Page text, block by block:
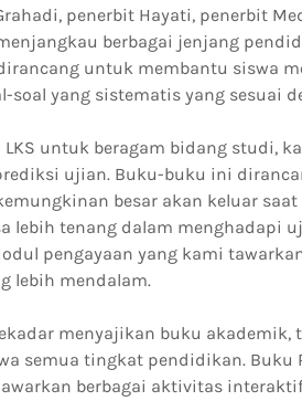
penerbit Hayati, penerbit
berbagai jenjang
untuk membantu siswa
soal yang sistematis yang sesuai
untuk beragam bidang studi,
ujian. Buku-buku ini
besar akan keluar
lebih tenang dalam menghadapi
pengayaan yang kami
lebih mendalam.
menyajikan buku
semua tingkat pendidikan. Buku
berbagai aktivitas